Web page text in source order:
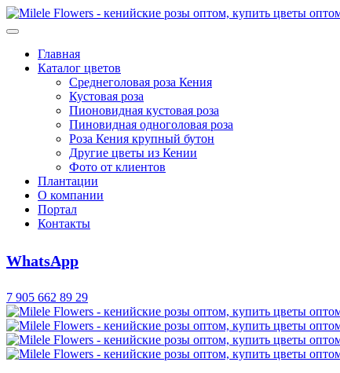
Главная
Каталог цветов
Среднеголовая роза Кения
Кустовая роза
Пионовидная кустовая роза
Пиновидная одноголовая роза
Роза Кения крупный бутон
Другие цветы из Кении
Фото от клиентов
Плантации
О компании
Портал
Контакты
WhatsApp
7 905 662 89 29